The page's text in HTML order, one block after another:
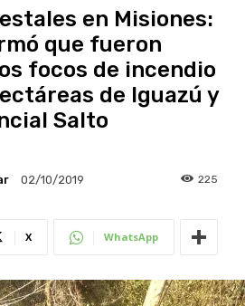
en Misiones:
que fueron
focos de incendio
de Iguazú y
Salto
02/10/2019 225
X WhatsApp